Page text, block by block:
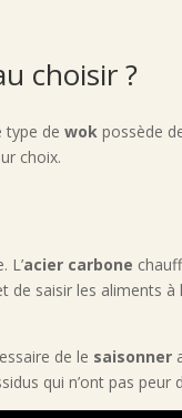
choisir ?
type dewok possède
choix.
L’acier carbone
de saisir les aliments
de le saisonner
qui n’ont pas peur